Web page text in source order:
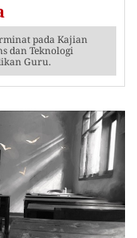
pada Kajian
dan Teknologi
Guru.